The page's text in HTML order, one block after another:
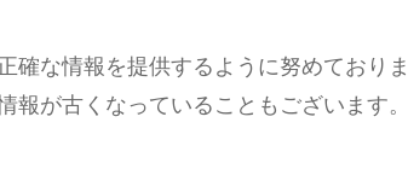
確な情報を提供するように努めておりま
が古くなっていることもございます。